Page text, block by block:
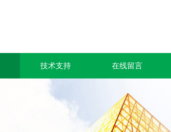
技术支持 在线留言